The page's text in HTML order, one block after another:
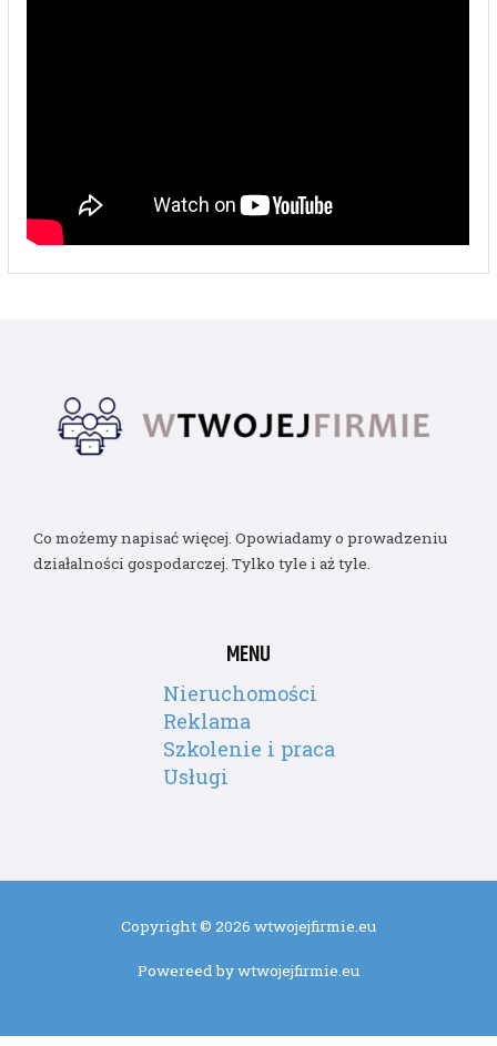
Co możemy napisać więcej. Opowiadamy o prowadzeniu
działalności gospodarczej. Tylko tyle i aż tyle.
MENU
Nieruchomości
Reklama
Szkolenie i praca
Usługi
Copyright © 2026 wtwojejfirmie.eu
Powereed by wtwojejfirmie.eu